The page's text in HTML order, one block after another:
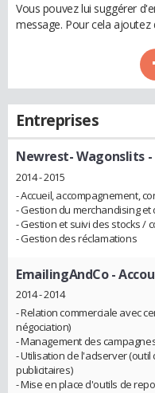
Vous pouvez lui suggérer
message. Pour cela
Entreprises
Newrest- Wagonslits
2014 - 2015
- Accueil, accompagnement,
- Gestion du merchandising
- Gestion et suivi des stocks /
- Gestion des réclamations
EmailingAndCo-
2014 - 2014
- Relation commerciale avec
négociation)
- Management des
- Utilisation de l'adserver
publicitaires)
- Mise en place d'outils de